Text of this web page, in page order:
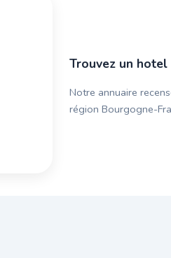
Trouvez un
Notre annuaire
région Bourgogne-